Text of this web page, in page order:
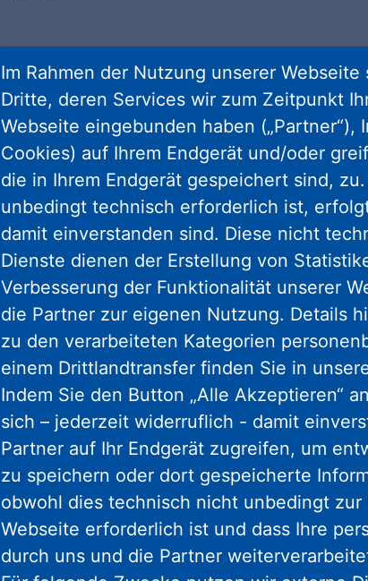
instagramfacebook youtube
Nassauische Heimstätte
Entwicklungsgesellschaft
Schaumainkai 47
60596 Frankfurt am Main
Tel.: 069 678674-0
Hinweis: Wegen
geschlossen.Weitere
Im Rahmen der Nutzung unserer
Dritte, deren Services wir zum Zeitpunkt
Webseite eingebunden haben („Partner“),
Cookies) auf Ihrem Endgerät und/oder
die in Ihrem Endgerät gespeichert sind,
unbedingt technisch erforderlich ist,
damit einverstanden sind. Diese nicht
Dienste dienen der Erstellung von
Verbesserung der Funktionalität unserer
die Partner zur eigenen Nutzung. Details
zu den verarbeiteten Kategorien
einem Drittlandtransfer finden Sie in
Indem Sie den Button „Alle Akzeptieren“
sich – jederzeit widerruflich - damit
Partner auf Ihr Endgerät zugreifen, um
zu speichern oder dort gespeicherte
obwohl dies technisch nicht unbedingt zur
Webseite erforderlich ist und dass Ihre
durch uns und die Partner